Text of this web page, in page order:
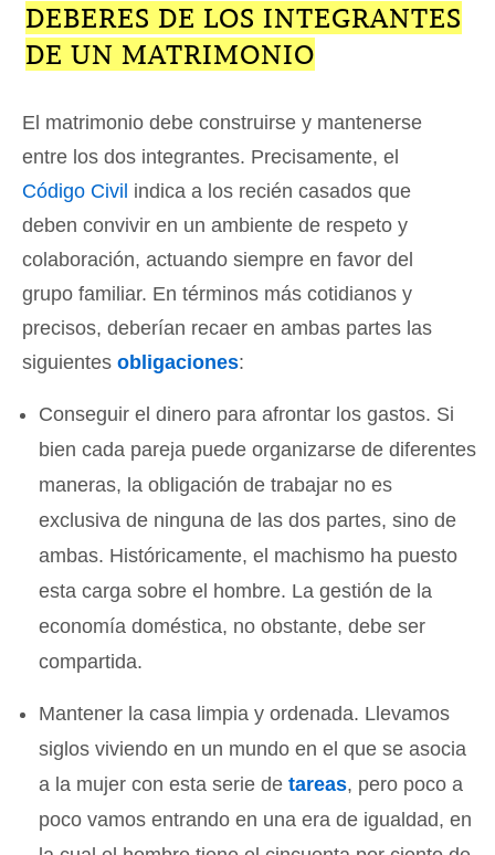
DEBERES DE LOS INTEGRANTES
DE UN MATRIMONIO
El matrimonio debe construirse y mantenerse
entre los dos integrantes. Precisamente, el
Código Civil indica a los recién casados que
deben convivir en un ambiente de respeto y
colaboración, actuando siempre en favor del
grupo familiar. En términos más cotidianos y
precisos, deberían recaer en ambas partes las
siguientes obligaciones:
Conseguir el dinero para afrontar los gastos. Si
bien cada pareja puede organizarse de diferentes
maneras, la obligación de trabajar no es
exclusiva de ninguna de las dos partes, sino de
ambas. Históricamente, el machismo ha puesto
esta carga sobre el hombre. La gestión de la
economía doméstica, no obstante, debe ser
compartida.
Mantener la casa limpia y ordenada. Llevamos
siglos viviendo en un mundo en el que se asocia
a la mujer con esta serie detareas, pero poco a
poco vamos entrando en una era de igualdad, en